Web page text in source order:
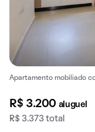
Apartamento mobiliado
R$ 3.200 aluguel
R$ 3.373 total